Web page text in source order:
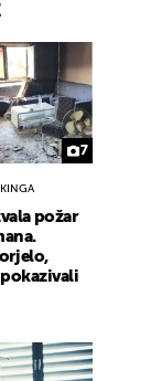
7
požar
pokazivali